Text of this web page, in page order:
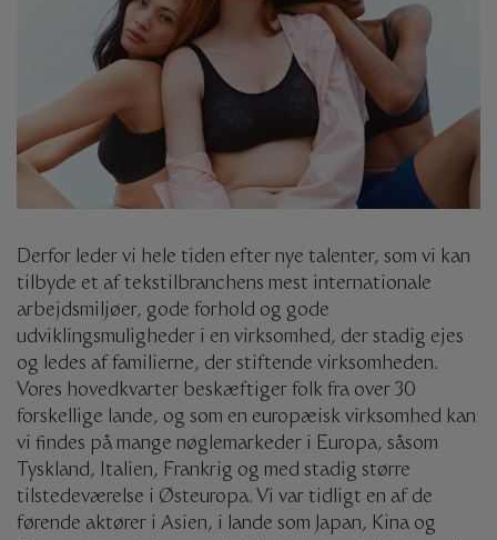
Derfor leder vi hele tiden efter nye talenter, som vi kan
tilbyde et af tekstilbranchens mest internationale
arbejdsmiljøer, gode forhold og gode
udviklingsmuligheder i en virksomhed, der stadig ejes
og ledes af familierne, der stiftende virksomheden.
Vores hovedkvarter beskæftiger folk fra over 30
forskellige lande, og som en europæisk virksomhed kan
vi findes på mange nøglemarkeder i Europa, såsom
Tyskland, Italien, Frankrig og med stadig større
tilstedeværelse i Østeuropa. Vi var tidligt en af ​​de
førende aktører i Asien, i lande som Japan, Kina og